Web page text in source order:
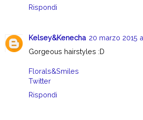
Rispondi
Kelsey&Kenecha 20 marzo 2015
Gorgeous hairstyles :D
Florals&Smiles
Twitter
Rispondi